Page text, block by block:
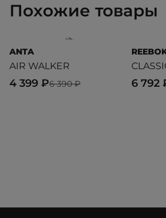
Похожие товары
ANTA
AIR WALKER
6 390 ₽
4 399 ₽ 6 792